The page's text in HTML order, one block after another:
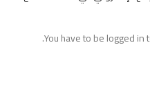
You have to be logged